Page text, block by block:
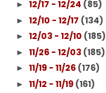
► 12/17 - 12/24 (85)
► 12/10 - 12/17 (134)
► 12/03 - 12/10 (185)
► 11/26 - 12/03 (185)
► 11/19 - 11/26 (176)
► 11/12 - 11/19 (161)